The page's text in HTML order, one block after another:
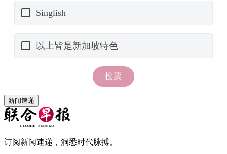
新闻速递
订阅新闻速递，洞悉时代脉搏。